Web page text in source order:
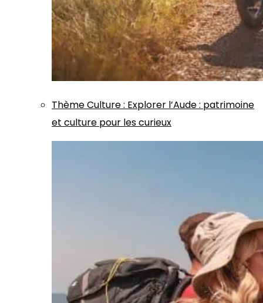
ThèmeCulture: Explorer l’Aude : patrimoine
et culture pour les curieux